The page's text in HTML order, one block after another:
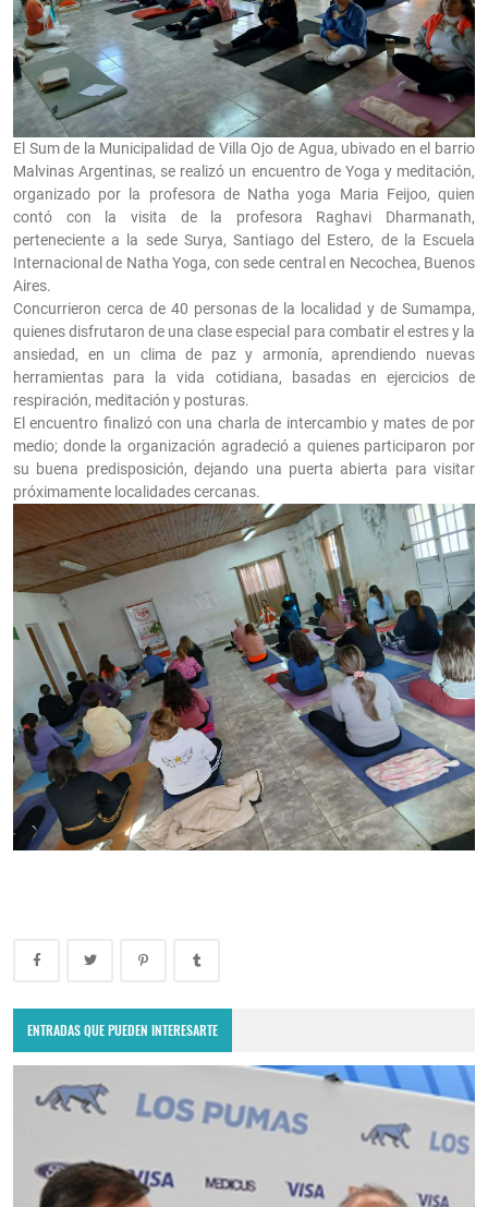
El Sum de la Municipalidad de Villa Ojo de Agua, ubivado en el barrio
Malvinas Argentinas, se realizó un encuentro de Yoga y meditación,
organizado por la profesora de Natha yoga Maria Feijoo, quien
contó con la visita de la profesora Raghavi Dharmanath,
perteneciente a la sede Surya, Santiago del Estero, de la Escuela
Internacional de Natha Yoga, con sede central en Necochea, Buenos
Aires.
Concurrieron cerca de 40 personas de la localidad y de Sumampa,
quienes disfrutaron de una clase especial para combatir el estres y la
ansiedad, en un clima de paz y armonía, aprendiendo nuevas
herramientas para la vida cotidiana, basadas en ejercicios de
respiración, meditación y posturas.
El encuentro finalizó con una charla de intercambio y mates de por
medio; donde la organización agradeció a quienes participaron por
su buena predisposición, dejando una puerta abierta para visitar
próximamente localidades cercanas.
ENTRADAS QUE PUEDEN INTERESARTE